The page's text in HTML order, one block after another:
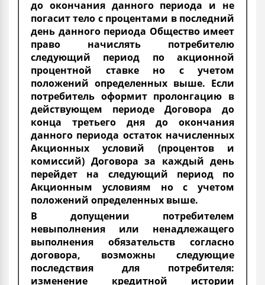
до окончания данного периода и не
погасит тело с процентами в последний
день данного периода Общество имеет
право начислять потребителю
следующий период по акционной
процентной ставке но с учетом
положений определенных выше. Если
потребитель оформит пролонгацию в
действующем периоде Договора до
конца третьего дня до окончания
данного периода остаток начисленных
Акционных условий (процентов и
комиссий) Договора за каждый день
перейдет на следующий период по
Акционным условиям но с учетом
положений определенных выше.
В допущении потребителем
невыполнения или ненадлежащего
выполнения обязательств согласно
договора, возможны следующие
последствия для потребителя:
изменение кредитной истории